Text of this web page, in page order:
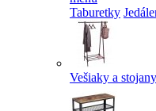
Taburetky
Vešiaky a stojany